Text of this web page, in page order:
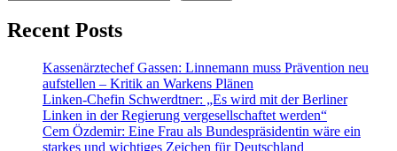
Recent Posts
Kassenärztechef Gassen: Linnemann muss Prävention neu
aufstellen – Kritik an Warkens Plänen
Linken-Chefin Schwerdtner: „Es wird mit der Berliner
Linken in der Regierung vergesellschaftet werden“
Cem Özdemir: Eine Frau als Bundespräsidentin wäre ein
starkes und wichtiges Zeichen für Deutschland